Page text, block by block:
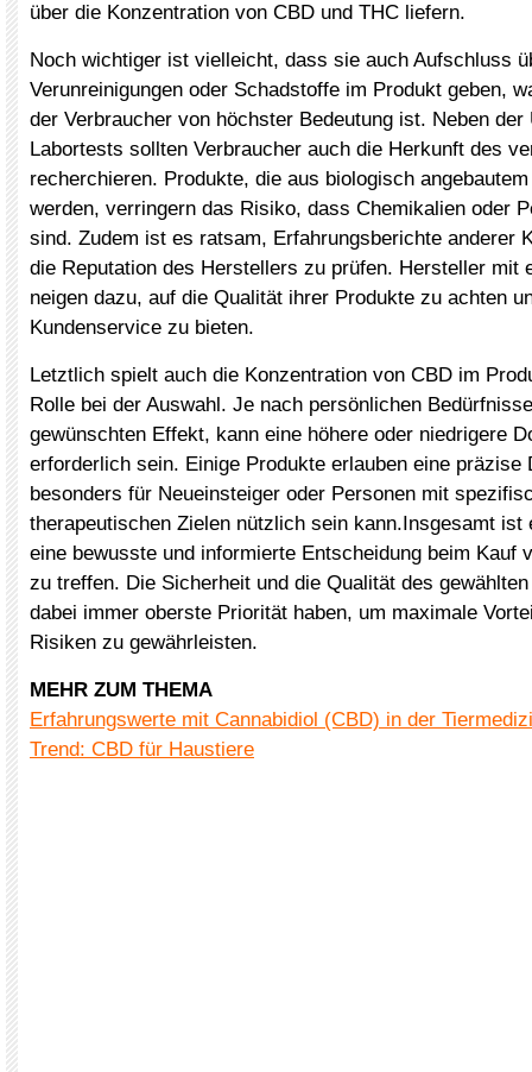
über die Konzentration von CBD und THC liefern.
Noch wichtiger ist vielleicht, dass sie auch Aufschluss
Verunreinigungen oder Schadstoffe im Produkt geben,
der Verbraucher von höchster Bedeutung ist. Neben der
Labortests sollten Verbraucher auch die Herkunft des
recherchieren. Produkte, die aus biologisch
werden, verringern das Risiko, dass Chemikalien oder
sind. Zudem ist es ratsam, Erfahrungsberichte anderer
die Reputation des Herstellers zu prüfen. Hersteller mit
neigen dazu, auf die Qualität ihrer Produkte zu achten
Kundenservice zu bieten.
Letztlich spielt auch die Konzentration von CBD im
Rolle bei der Auswahl. Je nach persönlichen
gewünschten Effekt, kann eine höhere oder niedrigere
erforderlich sein. Einige Produkte erlauben eine präzise
besonders für Neueinsteiger oder Personen mit
therapeutischen Zielen nützlich sein kann.Insgesamt ist
eine bewusste und informierte Entscheidung beim Kauf
zu treffen. Die Sicherheit und die Qualität des
dabei immer oberste Priorität haben, um maximale
Risiken zu gewährleisten.
MEHR ZUM THEMA
Erfahrungswerte mit Cannabidiol (CBD) in der
Trend: CBD für Haustiere